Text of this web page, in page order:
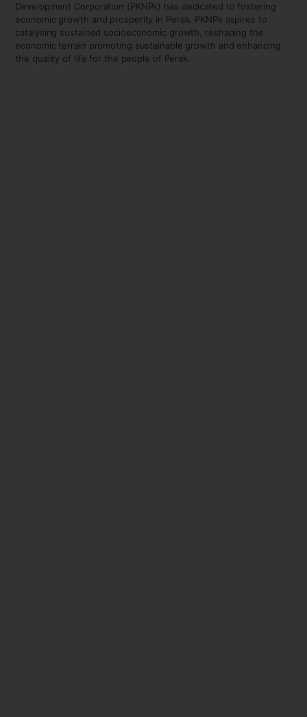
Development Corporation (PKNPk) has dedicated to fostering
economic growth and prosperity in Perak. PKNPk aspires to
catalysing sustained socioeconomic growth, reshaping the
economic terrain promoting sustainable growth and enhancing
the quality of life for the people of Perak.